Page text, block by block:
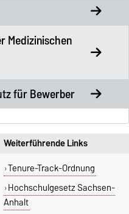
Medizinischen
für Bewerber
Weiterführende Links
Tenure-Track-Ordnung
Hochschulgesetz Sachsen-
Anhalt